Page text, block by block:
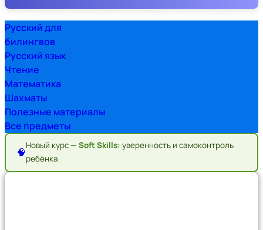
Русский для
билингвов
Русский язык
Чтение
Математика
Шахматы
Полезные материалы
Все предметы
🧠
Новый курс — Soft Skills: уверенность и самоконтроль
ребёнка